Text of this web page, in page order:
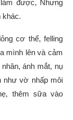
được, Nhưng
khác.
cơ thể, felling
mình lên và cảm
ánh mắt, nụ
như vờ nhấp môi
thêm sữa vào